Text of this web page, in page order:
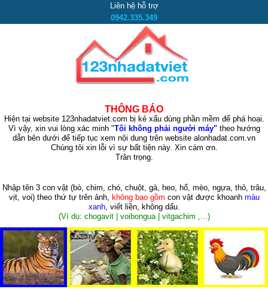
Liên hệ hỗ trợ
0942.335.349
THÔNG BÁO
Hiện tại website 123nhadatviet.com bị kẻ xấu dùng phần mềm để phá hoại.
Vì vậy, xin vui lòng xác minh "Tôi không phải người máy"theo hướng
dẫn bên dưới để tiếp tục xem nội dung trên website alonhadat.com.vn
Chúng tôi xin lỗi vì sự bất tiện này. Xin cám ơn.
Trân trọng.
Nhập tên 3 con vật (bò, chim, chó, chuột, gà, heo, hổ, mèo, ngựa, thỏ, trâu,
vịt, voi)theo thứ tự trên ảnh, không bao gồm con vật được khoanh màu
xanh, viết liền, không dấu.
(Ví dụ: chogavit | voibongua | vitgachim ,...)